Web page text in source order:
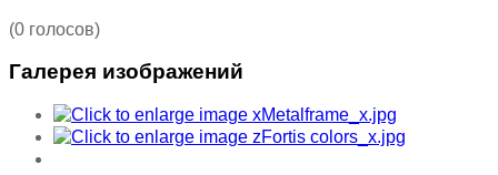
(0 голосов)
Галерея изображений